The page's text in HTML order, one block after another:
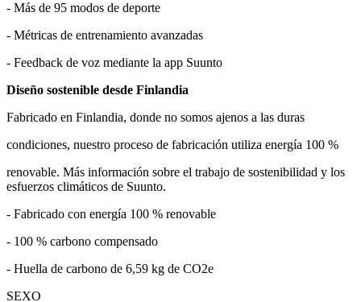
- Más de 95 modos de deporte
- Métricas de entrenamiento avanzadas
- Feedback de voz mediante la app Suunto
Diseño sostenible desde Finlandia
Fabricado en Finlandia, donde no somos ajenos a las duras
condiciones, nuestro proceso de fabricación utiliza energía 100 %
renovable. Más información sobre el trabajo de sostenibilidad y los
esfuerzos climáticos de Suunto.
- Fabricado con energía 100 % renovable
- 100 % carbono compensado
- Huella de carbono de 6,59 kg de CO2e
SEXO